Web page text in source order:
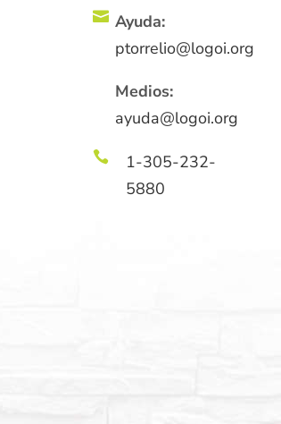
 Ayuda:
ptorrelio@logoi.org
Medios:
ayuda@logoi.org

1-305-232-
5880